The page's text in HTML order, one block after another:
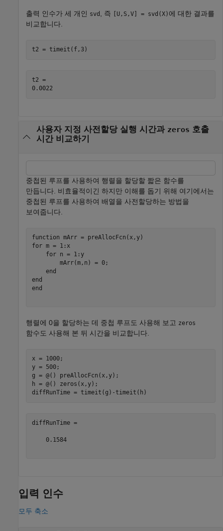
출력 인수가 세 개인 svd , 즉 [U,S,V] = svd(X) 에 대한 결과를
비교합니다.
t2 = timeit(f,3)
t2 =
사용자 지정 사전할당 실행 시간과 zeros 호출
시간 비교하기
중첩된 루프를 사용하여 행렬을 할당할 짧은 함수를
만듭니다. 비효율적이긴 하지만 이해를 돕기 위해 여기에서는
중첩된 루프를 사용하여 배열을 사전할당하는 방법을
보여줍니다.
function
for m = 1:x
for n = 1:y
        mArr(m,n) = 0;
end
end
end
행렬에 0을 할당하는 데 중첩 루프도 사용해 보고 zeros
함수도 사용해 본 뒤 시간을 비교합니다.
x = 1000;
y = 500;
g = @() preAllocFcn(x,y);
h = @() zeros(x,y);
diffRunTime =
    0.1584
입력 인수
모두 축소